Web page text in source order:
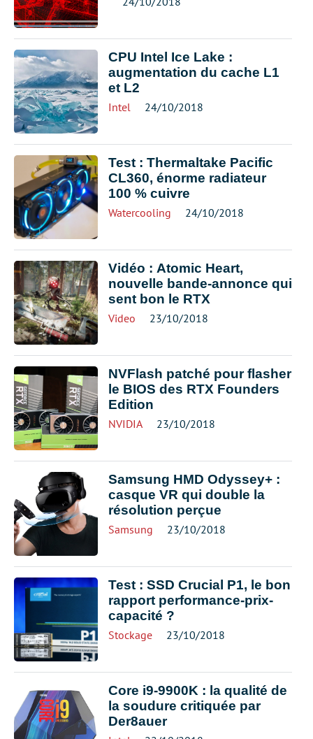
CPU Intel Ice Lake :
augmentation du cache L1
et L2
Intel 24/10/2018
Test : Thermaltake Pacific
CL360, énorme radiateur
100 % cuivre
Watercooling 24/10/2018
Vidéo : Atomic Heart,
nouvelle bande-annonce qui
sent bon le RTX
Video 23/10/2018
NVFlash patché pour flasher
le BIOS des RTX Founders
Edition
NVIDIA 23/10/2018
Samsung HMD Odyssey+ :
casque VR qui double la
résolution perçue
Samsung 23/10/2018
Test : SSD Crucial P1, le bon
rapport performance-prix-
capacité ?
Stockage 23/10/2018
Core i9-9900K : la qualité de
la soudure critiquée par
Der8auer